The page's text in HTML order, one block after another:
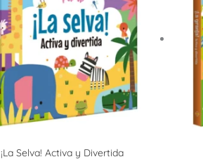
¡La Selva! Activa y Divertida